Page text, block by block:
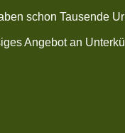
schon Tausende
Angebot an